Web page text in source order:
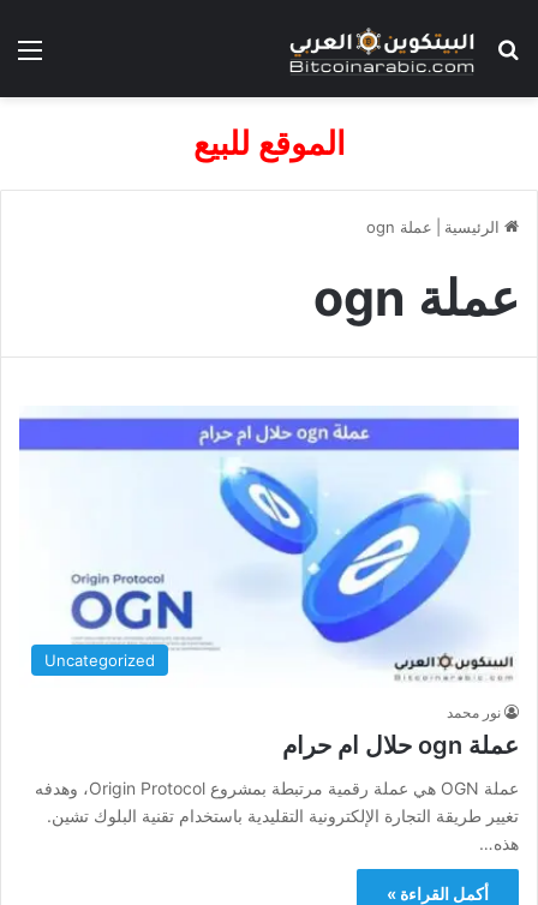
بحث عن
الموقع للبيع
الرئيسية عملة ogn
عملة ogn
Uncategorized
نور محمد
عملة ogn حلال ام حرام
عملة OGN هي عملة رقمية مرتبطة بمشروع Origin Protocol، وهدفه
تغيير طريقة التجارة الإلكترونية التقليدية باستخدام تقنية البلوك تشين.
هذه…
أكمل القراءة »